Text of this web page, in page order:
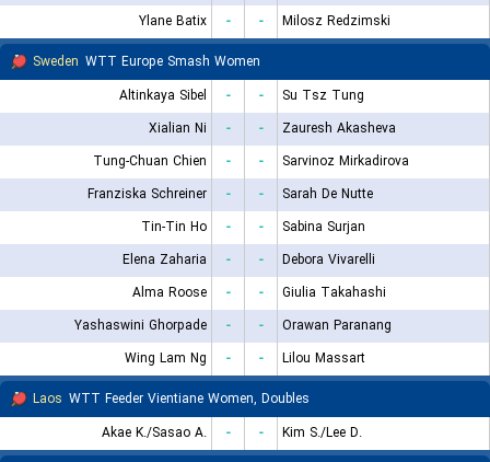
Ylane Batix
- -
Milosz Redzimski
Sweden WTT Europe Smash Women
Altinkaya Sibel
- -
Su Tsz Tung
Xialian Ni
- -
Zauresh Akasheva
Tung-Chuan Chien
- -
Sarvinoz Mirkadirova
Franziska Schreiner
- -
Sarah De Nutte
Tin-Tin Ho
- -
Sabina Surjan
Elena Zaharia
- -
Debora Vivarelli
Alma Roose
- -
Giulia Takahashi
Yashaswini Ghorpade
- -
Orawan Paranang
Wing Lam Ng
- -
Lilou Massart
Laos WTT Feeder Vientiane Women, Doubles
Akae K./Sasao A.
- - Kim S./Lee D.